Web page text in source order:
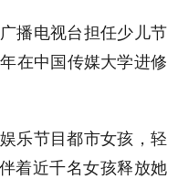
播电视台担任少儿节
在中国传媒大学进修
乐节目都市女孩，轻
着近千名女孩释放她